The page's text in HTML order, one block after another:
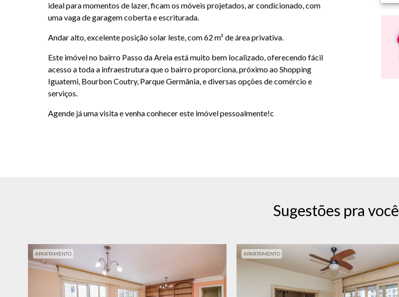
ideal para momentos de lazer, ficam os móveis projetados, ar condicionado, com
uma vaga de garagem coberta e escriturada.
Andar alto, excelente posição solar leste, com 62 m² de área privativa.
Este imóvel no bairro Passo da Areia está muito bem localizado, oferecendo fácil
acesso a toda a infraestrutura que o bairro proporciona, próximo ao Shopping
Iguatemi, Bourbon Coutry, Parque Germânia, e diversas opções de comércio e
serviços.
Agende já uma visita e venha conhecer este imóvel pessoalmente!c
Sugestões pra você
APARTAMENTO APARTAMENTO